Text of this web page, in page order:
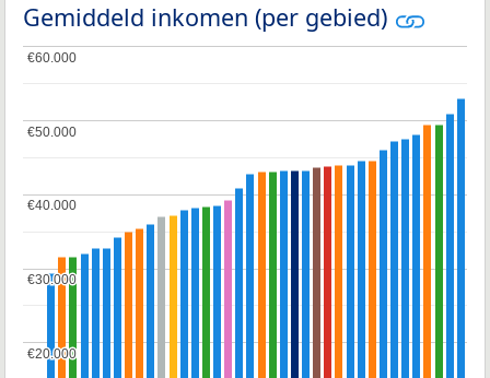
Gemiddeld inkomen (per gebied)
€20.000
€20.000
€30.000
€30.000
€40.000
€40.000
€50.000
€50.000
€60.000
€60.000